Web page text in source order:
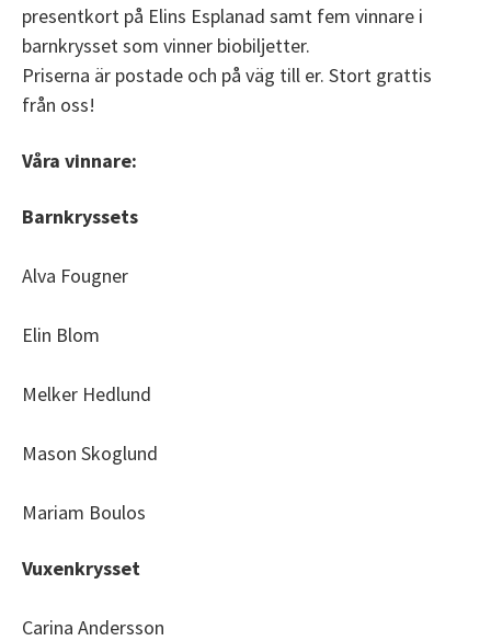
presentkort på Elins Esplanad samt fem vinnare i
barnkrysset som vinner biobiljetter.
Priserna är postade och på väg till er. Stort grattis
från oss!
Våra vinnare:
Barnkryssets
Alva Fougner
Elin Blom
Melker Hedlund
Mason Skoglund
Mariam Boulos
Vuxenkrysset
Carina Andersson